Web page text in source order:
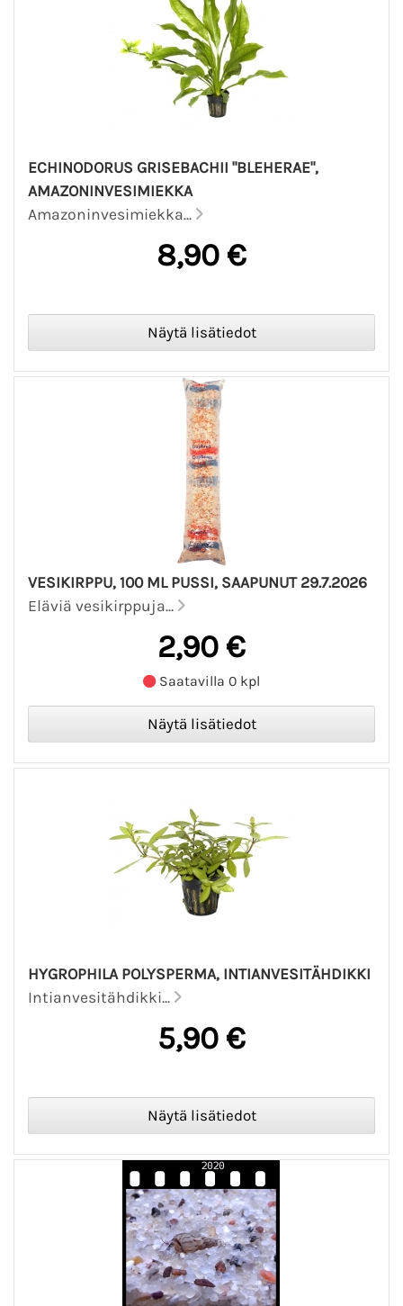
ECHINODORUS GRISEBACHII "BLEHERAE",
AMAZONINVESIMIEKKA
Amazoninvesimiekka...
8,90 €
VESIKIRPPU, 100 ML PUSSI, SAAPUNUT 29.7.2026
Eläviä vesikirppuja...
2,90 €
Saatavilla 0 kpl
HYGROPHILA POLYSPERMA, INTIANVESITÄHDIKKI
Intianvesitähdikki...
5,90 €